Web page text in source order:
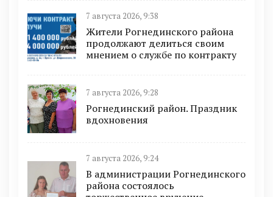
7 августа 2026, 9:38
Жители Рогнединского района
продолжают делиться своим
мнением о службе по контракту
7 августа 2026, 9:28
Рогнединский район. Праздник
вдохновения
7 августа 2026, 9:24
В администрации Рогнединского
района состоялось